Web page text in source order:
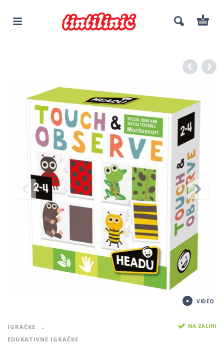
VIDEO
IGRAČKE
EDUKATIVNE IGRAČKE
NA ZALIHI